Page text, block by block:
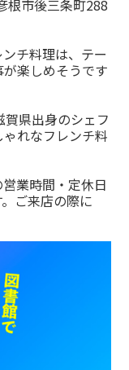
根市後三条町288
チ料理は、テー
楽しめそうです
県出身のシェフ
れなフレンチ料
業時間・定休日
ご来店の際に